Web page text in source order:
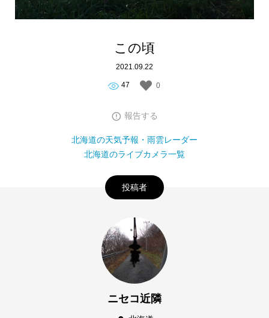
この頃
2021.09.22
47 0
報告する
北海道の天気予報・雨雲レーダー
北海道のライブカメラ一覧
投稿者
ニセコ近隣